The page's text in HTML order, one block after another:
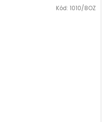
Kód: 1010/8OZ